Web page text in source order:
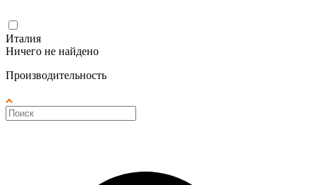
Италия
Ничего не найдено
Производительность